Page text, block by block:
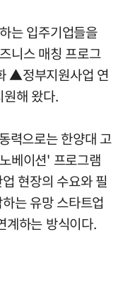
는 입주기업들을
니스 매칭 프로그
▲정부지원사업 연
해 왔다.
력으로는 한양대 고
베이션' 프로그램
현장의 수요와 필
는 유망 스타트업
계하는 방식이다.